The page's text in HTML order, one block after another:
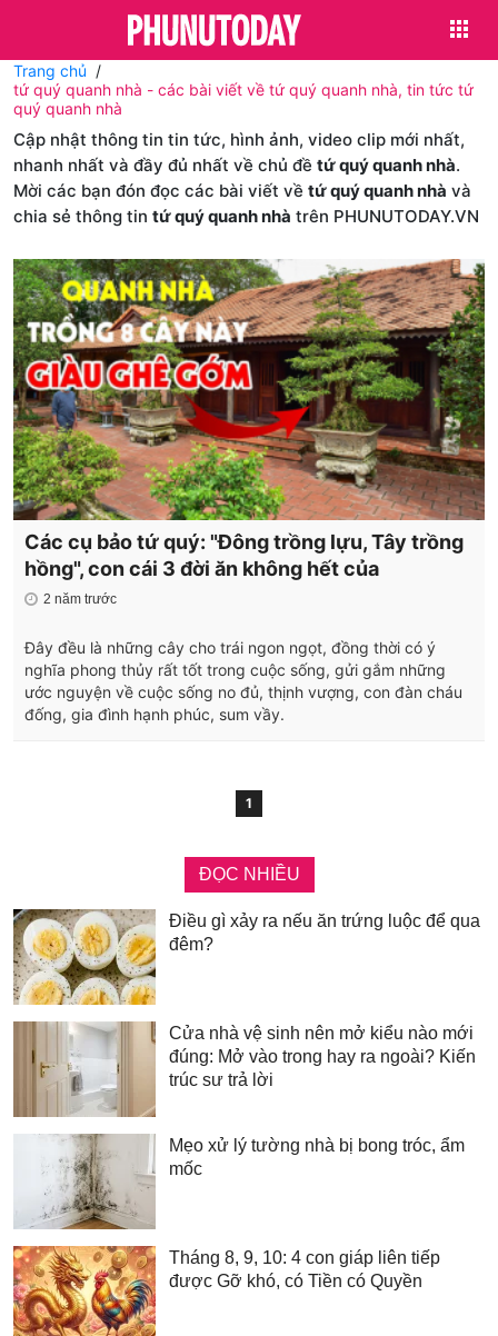
Trang chủ
tứ quý quanh nhà - các bài viết về tứ quý quanh nhà, tin tức tứ
quý quanh nhà
Cập nhật thông tin tin tức, hình ảnh, video clip mới nhất,
nhanh nhất và đầy đủ nhất về chủ đề tứ quý quanh nhà.
Mời các bạn đón đọc các bài viết về tứ quý quanh nhà và
chia sẻ thông tin tứ quý quanh nhà trên PHUNUTODAY.VN
Các cụ bảo tứ quý: "Đông trồng lựu, Tây trồng
hồng", con cái 3 đời ăn không hết của
2 năm trước
Đây đều là những cây cho trái ngon ngọt, đồng thời có ý
nghĩa phong thủy rất tốt trong cuộc sống, gửi gắm những
ước nguyện về cuộc sống no đủ, thịnh vượng, con đàn cháu
đống, gia đình hạnh phúc, sum vầy.
1
ĐỌC NHIỀU
Điều gì xảy ra nếu ăn trứng luộc để qua
đêm?
Cửa nhà vệ sinh nên mở kiểu nào mới
đúng: Mở vào trong hay ra ngoài? Kiến
trúc sư trả lời
Mẹo xử lý tường nhà bị bong tróc, ẩm
mốc
Tháng 8, 9, 10: 4 con giáp liên tiếp
được Gỡ khó, có Tiền có Quyền